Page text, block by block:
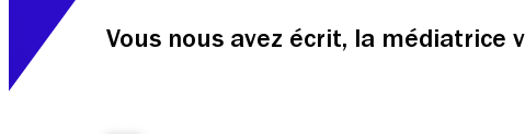
Vous nous avez écrit, la médiatrice